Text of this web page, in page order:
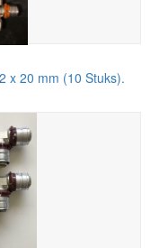
x 20 mm (10 Stuks).